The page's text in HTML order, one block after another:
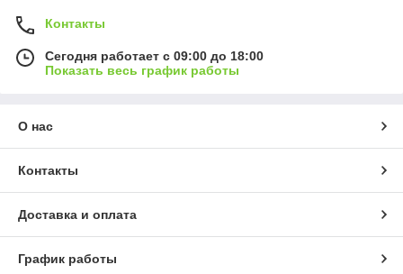
Контакты
Сегодня работает с 09:00 до 18:00
Показать весь график работы
О нас
Контакты
Доставка и оплата
График работы